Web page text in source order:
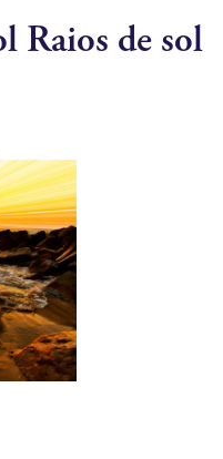
Raios de sol